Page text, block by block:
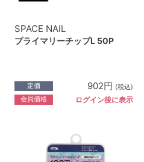
SPACE NAIL
プライマリーチップL 50P
定価 902円 (税込)
会員価格 ログイン後に表示